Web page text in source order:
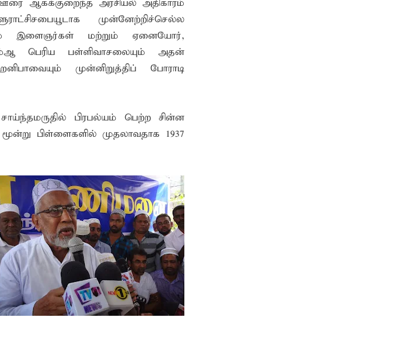
விசேட விழிப்புணர்வு
நீதிவான் நீதிமன்றம் உத்தரவு
பிரியாவிடை
ஆகக்குறைந்த அரசியல் அதிகாரம்
முன்னேற்றிச்செல்ல
இளைஞர்கள் மற்றும் ஏனையோர்,
பெரிய பள்ளிவாசலையும் அதன்
முன்னிறுத்திப் போராடி
பிரபல்யம் பெற்ற சின்ன
பிள்ளைகளில் முதலாவதாக 1937